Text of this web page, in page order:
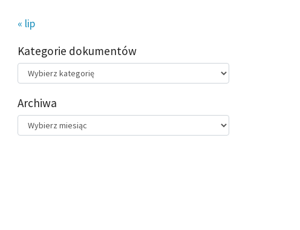
« lip
Kategorie dokumentów
Kategorie
dokumentów
Archiwa
Archiwa